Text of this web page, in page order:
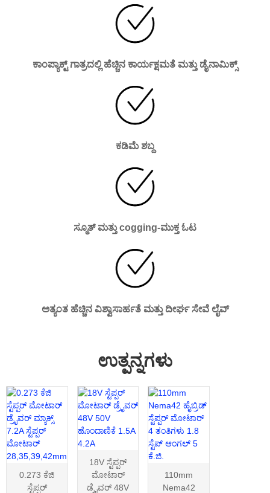
ಕಾಂಪ್ಯಾಕ್ಟ್ ಗಾತ್ರದಲ್ಲಿ ಹೆಚ್ಚಿನ ಕಾರ್ಯಕ್ಷಮತೆ ಮತ್ತು ಡೈನಾಮಿಕ್ಸ್
ಕಡಿಮೆ ಶಬ್ದ
ಸ್ಮೂತ್ ಮತ್ತು cogging-ಮುಕ್ತ ಓಟ
ಅತ್ಯಂತ ಹೆಚ್ಚಿನ ವಿಶ್ವಾಸಾರ್ಹತೆ ಮತ್ತು ದೀರ್ಘ ಸೇವೆ ಲೈವ್
ಉತ್ಪನ್ನಗಳು
0.273 ಕೆಜಿ
ಸ್ಟೆಪ್ಪರ್
18V ಸ್ಟೆಪ್ಪರ್
ಮೋಟಾರ್
ಡ್ರೈವರ್ 48V
110mm
Nema42